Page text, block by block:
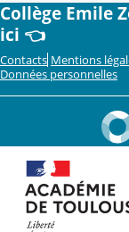
Collège Emile
ici 👈
Contacts Mentions
Données personnelles